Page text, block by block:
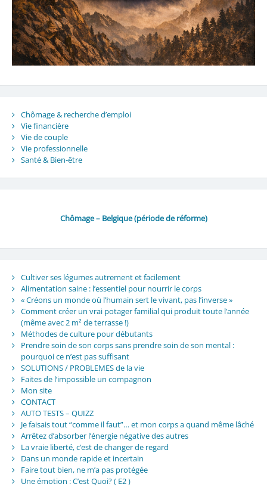
Chômage & recherche d’emploi
Vie financière
Vie de couple
Vie professionnelle
Santé & Bien-être
Chômage – Belgique (période de réforme)
Cultiver ses légumes autrement et facilement
Alimentation saine : l’essentiel pour nourrir le corps
« Créons un monde où l’humain sert le vivant, pas l’inverse »
Comment créer un vrai potager familial qui produit toute l’année
(même avec 2 m² de terrasse !)
Méthodes de culture pour débutants
Prendre soin de son corps sans prendre soin de son mental :
pourquoi ce n’est pas suffisant
SOLUTIONS / PROBLEMES de la vie
Faites de l’impossible un compagnon
Mon site
CONTACT
AUTO TESTS – QUIZZ
Je faisais tout “comme il faut”… et mon corps a quand même lâché
Arrêtez d’absorber l’énergie négative des autres
La vraie liberté, c’est de changer de regard
Dans un monde rapide et incertain
Faire tout bien, ne m’a pas protégée
Une émotion : C’est Quoi? ( E2 )